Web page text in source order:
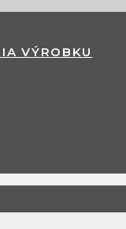
VÝROBKU